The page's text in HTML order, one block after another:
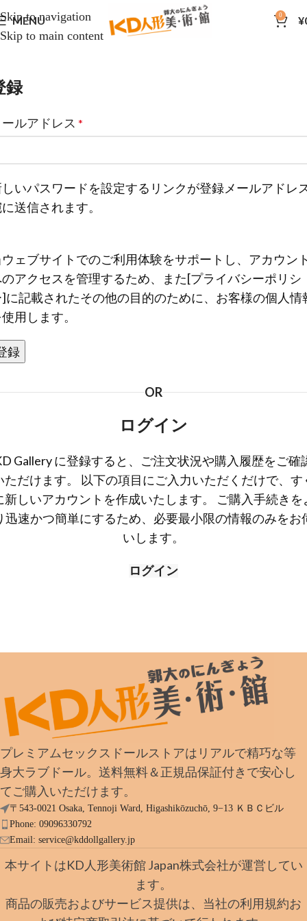
Skip to navigation
Skip to main content
MENU 0 ¥
録
ルアドレス *
いパスワードを設定するリンクが登録メールアドレ
送信されます。
ェブサイトでのご利用体験をサポートし、アカウン
アクセスを管理するため、また[プライバシーポリシ
に記載されたその他の目的のために、お客様の個人情
用します。
録
OR
ログイン
Gallery に登録すると、ご注文状況や購入履歴をご確
ただけます。 以下の項目にご入力いただくだけで、す
新しいアカウントを作成いたします。 ご購入手続きを
迅速かつ簡単にするため、必要最小限の情報のみをお
いします。
ログイン
プレミアムセックスドールストアはリアルで精巧な等
身大ラブドール。送料無料＆正規品保証付きで安心し
てご購入いただけます。
〒543-0021 Osaka, Tennoji Ward, Higashikōzuchō, 9−13 ＫＢＣビル
Phone: 09096330792
Email: service@kddollgallery.jp
本サイトはKD人形美術館 Japan株式会社が運営してい
ます。
商品の販売およびサービス提供は、当社の利用規約お